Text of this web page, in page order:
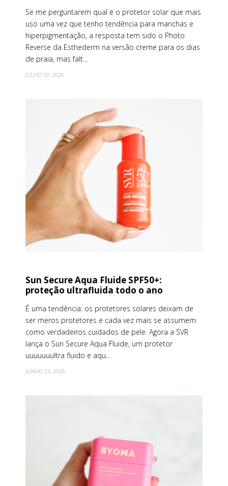
Se me perguntarem qual é o protetor solar que mais
uso uma vez que tenho tendência para manchas e
hiperpigmentação, a resposta tem sido o Photo
Reverse da Esthederm na versão creme para os dias
de praia, mas falt...
JULHO 10, 2026
Sun Secure Aqua Fluide SPF50+:
proteção ultrafluida todo o ano
É uma tendência: os protetores solares deixam de
ser meros protetores e cada vez mais se assumem
como verdadeiros cuidados de pele. Agora a SVR
lança o Sun Secure Aqua Fluide, um protetor
uuuuuuultra fluido e aqu...
JUNHO 23, 2026